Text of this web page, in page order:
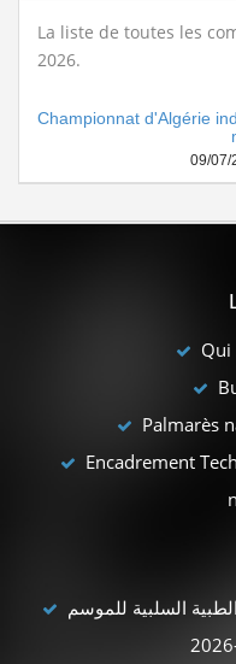
La liste de toutes les
2026.
Championnat d'Algérie
09/07/
Qui
Palmarès
Encadrement
السلبية للموسم